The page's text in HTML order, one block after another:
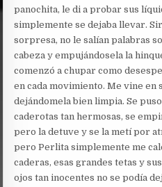
panochita, le di a probar sus
simplemente se dejaba llevar.
sorpresa, no le salían palabras
cabeza y empujándosela la
comenzó a chupar como
en cada movimiento. Me vine en
dejándomela bien limpia. Se
caderotas tan hermosas, se
pero la detuve y se la metí por
pero Perlita simplemente me
caderas, esas grandes tetas y
ojos tan inocentes no se podía